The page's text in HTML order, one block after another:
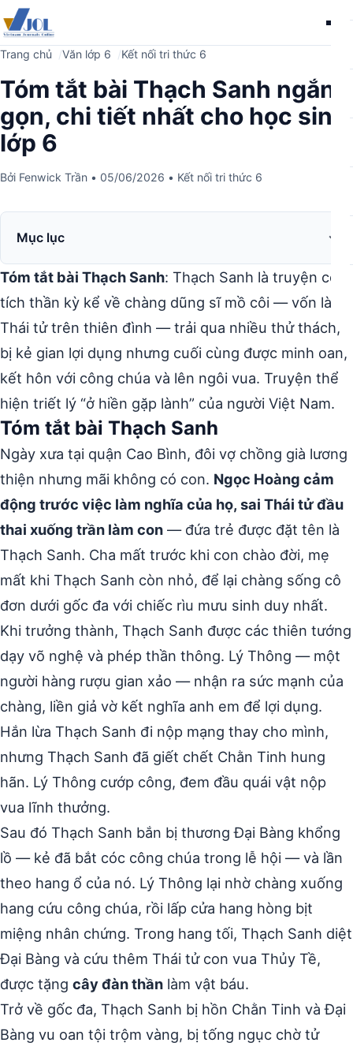
Trang chủ Văn lớp 6 Kết nối tri thức 6
Tóm tắt bài Thạch Sanh ngắn
gọn, chi tiết nhất cho học sinh
lớp 6
Bởi Fenwick Trần • 05/06/2026 • Kết nối tri thức 6
Mục lục
Tóm tắt bài Thạch Sanh: Thạch Sanh là truyện cổ
tích thần kỳ kể về chàng dũng sĩ mồ côi — vốn là
Thái tử trên thiên đình — trải qua nhiều thử thách,
bị kẻ gian lợi dụng nhưng cuối cùng được minh oan,
kết hôn với công chúa và lên ngôi vua. Truyện thể
hiện triết lý “ở hiền gặp lành” của người Việt Nam.
Tóm tắt bài Thạch Sanh
Ngày xưa tại quận Cao Bình, đôi vợ chồng già lương
thiện nhưng mãi không có con. Ngọc Hoàng cảm
động trước việc làm nghĩa của họ, sai Thái tử đầu
thai xuống trần làm con — đứa trẻ được đặt tên là
Thạch Sanh. Cha mất trước khi con chào đời, mẹ
mất khi Thạch Sanh còn nhỏ, để lại chàng sống cô
đơn dưới gốc đa với chiếc rìu mưu sinh duy nhất.
Khi trưởng thành, Thạch Sanh được các thiên tướng
dạy võ nghệ và phép thần thông. Lý Thông — một
người hàng rượu gian xảo — nhận ra sức mạnh của
chàng, liền giả vờ kết nghĩa anh em để lợi dụng.
Hắn lừa Thạch Sanh đi nộp mạng thay cho mình,
nhưng Thạch Sanh đã giết chết Chằn Tinh hung
hãn. Lý Thông cướp công, đem đầu quái vật nộp
vua lĩnh thưởng.
Sau đó Thạch Sanh bắn bị thương Đại Bàng khổng
lồ — kẻ đã bắt cóc công chúa trong lễ hội — và lần
theo hang ổ của nó. Lý Thông lại nhờ chàng xuống
hang cứu công chúa, rồi lấp cửa hang hòng bịt
miệng nhân chứng. Trong hang tối, Thạch Sanh diệt
Đại Bàng và cứu thêm Thái tử con vua Thủy Tề,
được tặng cây đàn thần làm vật báu.
Trở về gốc đa, Thạch Sanh bị hồn Chằn Tinh và Đại
Bàng vu oan tội trộm vàng, bị tống ngục chờ tử